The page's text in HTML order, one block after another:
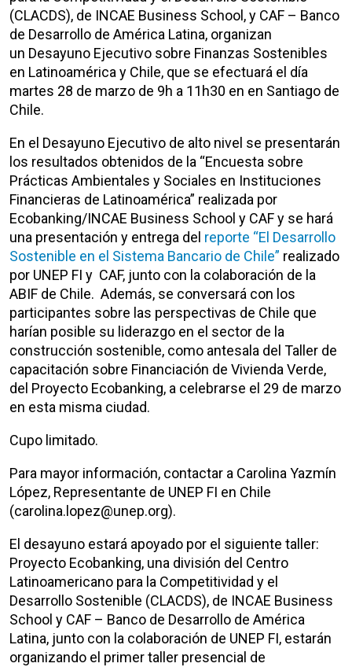
(CLACDS), de INCAE Business School, y CAF – Banco
de Desarrollo de América Latina, organizan
un Desayuno Ejecutivo sobre Finanzas Sostenibles
en Latinoamérica y Chile, que se efectuará el día
martes 28 de marzo de 9h a 11h30 en en Santiago de
Chile.
En el Desayuno Ejecutivo de alto nivel se presentarán
los resultados obtenidos de la “Encuesta sobre
Prácticas Ambientales y Sociales en Instituciones
Financieras de Latinoamérica” realizada por
Ecobanking/INCAE Business School y CAF y se hará
una presentación y entrega del reporte “El Desarrollo
Sostenible en el Sistema Bancario de Chile” realizado
por UNEP FI y CAF, junto con la colaboración de la
ABIF de Chile. Además, se conversará con los
participantes sobre las perspectivas de Chile que
harían posible su liderazgo en el sector de la
construcción sostenible, como antesala del Taller de
capacitación sobre Financiación de Vivienda Verde,
del Proyecto Ecobanking, a celebrarse el 29 de marzo
en esta misma ciudad.
Cupo limitado.
Para mayor información, contactar a Carolina Yazmín
López, Representante de UNEP FI en Chile
(carolina.lopez@unep.org).
El desayuno estará apoyado por el siguiente taller:
Proyecto Ecobanking, una división del Centro
Latinoamericano para la Competitividad y el
Desarrollo Sostenible (CLACDS), de INCAE Business
School y CAF – Banco de Desarrollo de América
Latina, junto con la colaboración de UNEP FI, estarán
organizando el primer taller presencial de